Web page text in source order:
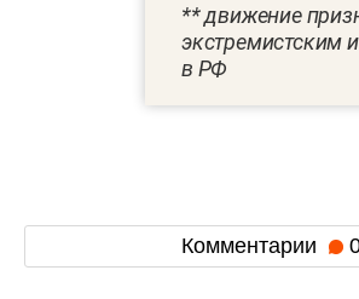
** движение
экстремистским
в РФ
Комментарии